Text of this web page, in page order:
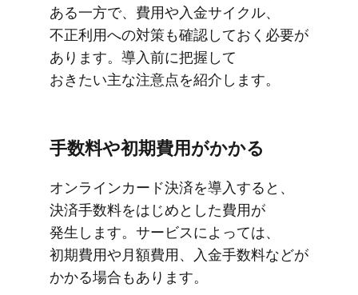
ある​一方で、​費用や​入金サイクル、​
不正利用への​対策も​確認しておく​必要が​
あります。​導入前に​把握して​
おきたい主な​注意点を​紹介します。
手数料や​初期費用が​かかる
オンラインカード決済を​導入すると、​
決済手数料を​はじめとした​費用が​
発生します。​サービスに​よっては、​
初期費用や​月額費用、​入金手数料などが​
かかる​場合も​あります。